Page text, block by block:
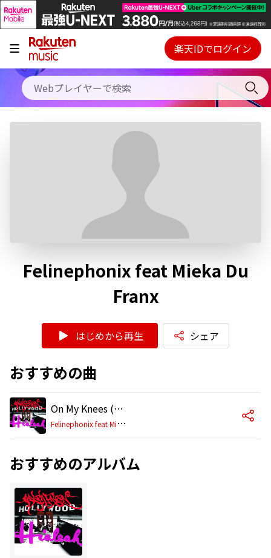
キャンペーン
料金プラン
使い方
Webプレイヤー
ご契約内容の確認・変更
楽天IDでログイン
Felinephonix feat Mieka Du
Franx
はじめから再生 シェア
おすすめの曲
On My Knees (Tyrone Latrelles Acid Lick Mix)
F
elinephonix feat Mieka Du Franx
おすすめのアルバム